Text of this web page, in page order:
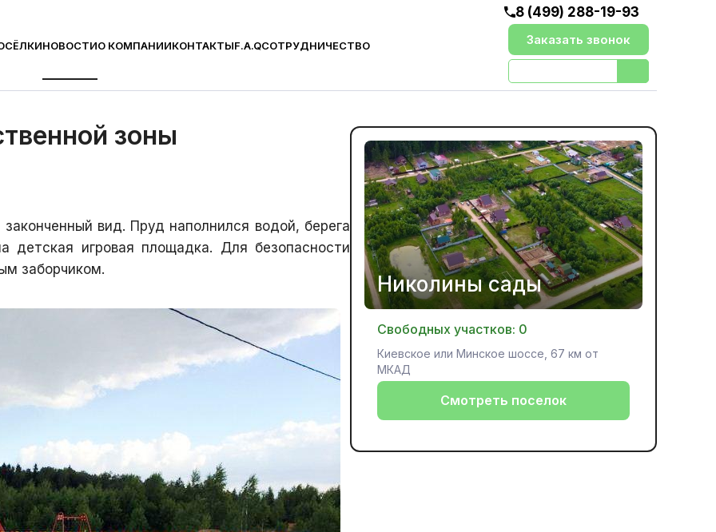
НОВОСТИО КОМПАНИИКОНТАКТЫF.A.QСОТРУДНИЧЕСТВО
8 (499) 288-19-93
Заказать звонок
общественной зоны
зоны
вид. Пруд наполнился водой, берега
детская игровая площадка. Для безопасности
заборчиком.
Николины сады
Свободных участков: 0
Киевское или Минское шоссе, 67 км от
МКАД
Смотреть поселок